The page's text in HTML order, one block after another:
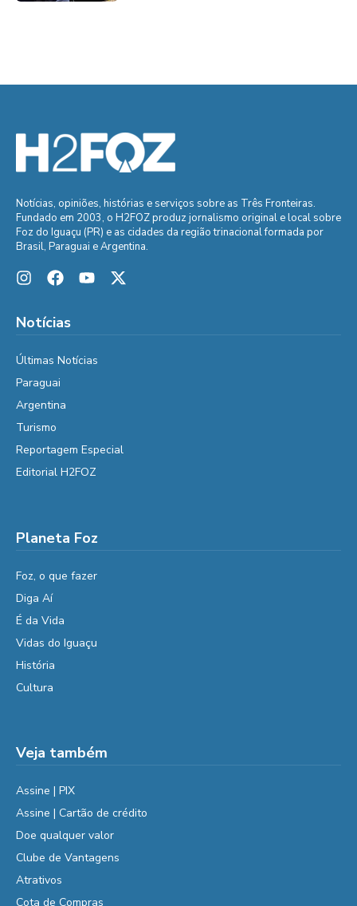
Notícias, opiniões, histórias e serviços sobre as Três Fronteiras.
Fundado em 2003, o H2FOZ produz jornalismo original e local sobre
Foz do Iguaçu (PR) e as cidades da região trinacional formada por
Brasil, Paraguai e Argentina.
Notícias
Últimas Notícias
Paraguai
Argentina
Turismo
Reportagem Especial
Editorial H2FOZ
Planeta Foz
Foz, o que fazer
Diga Aí
É da Vida
Vidas do Iguaçu
História
Cultura
Veja também
Assine | PIX
Assine | Cartão de crédito
Doe qualquer valor
Clube de Vantagens
Atrativos
Cota de Compras